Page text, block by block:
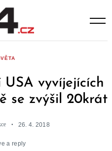
vyvíjejících
se zvýšil 20krát
26. 4. 2018
a reply